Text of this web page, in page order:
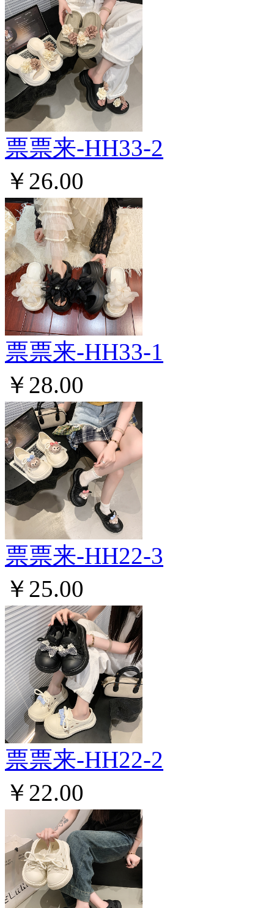
票票来-HH33-2
￥26.00
票票来-HH33-1
￥28.00
票票来-HH22-3
￥25.00
票票来-HH22-2
￥22.00